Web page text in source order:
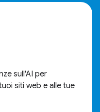
sull'AI per
siti web e alle tue